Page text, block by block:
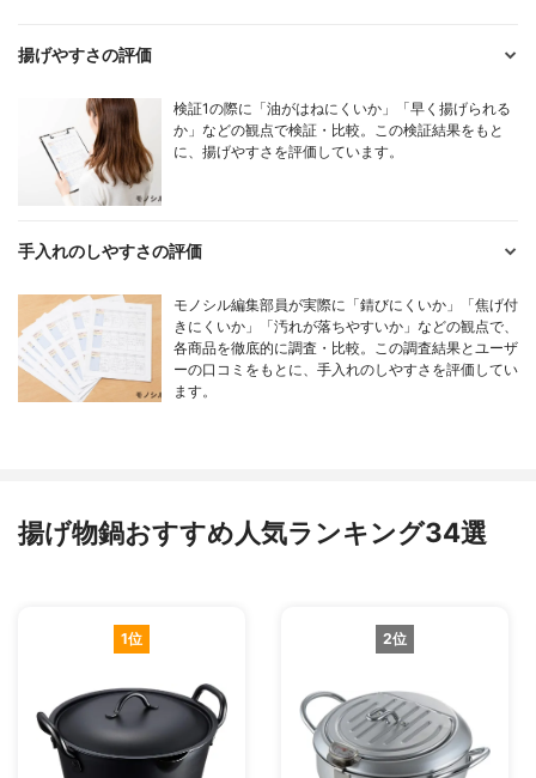
揚げやすさの評価
検証1の際に「油がはねにくいか」「早く揚げられる
か」などの観点で検証・比較。この検証結果をもと
に、揚げやすさを評価しています。
手入れのしやすさの評価
モノシル編集部員が実際に「錆びにくいか」「焦げ付
きにくいか」「汚れが落ちやすいか」などの観点で、
各商品を徹底的に調査・比較。この調査結果とユーザ
ーの口コミをもとに、手入れのしやすさを評価してい
ます。
揚げ物鍋おすすめ人気ランキング34選
1位 2位